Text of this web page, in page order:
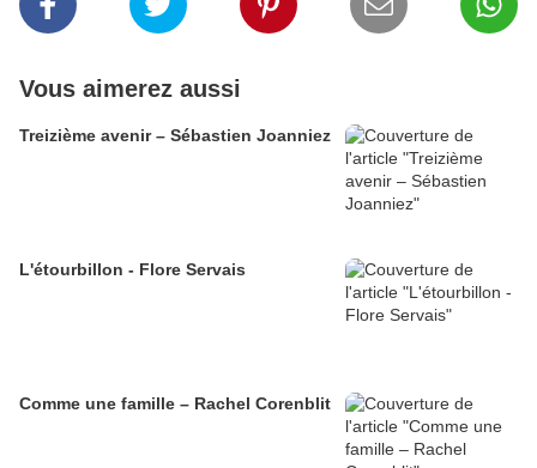
Vous aimerez aussi
Treizième avenir – Sébastien Joanniez
L'étourbillon - Flore Servais
Comme une famille – Rachel Corenblit